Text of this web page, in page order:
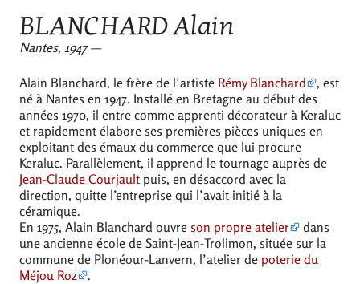
BLANCHARDAlain
Nantes, 1947 —
Alain Blanchard, le frère de l’artiste Rémy Blanchard
, est
né à Nantes en 1947. Installé en Bretagne au début des
années 1970, il entre comme apprenti décorateur à Keraluc
et rapidement élabore ses premières pièces uniques en
exploitant des émaux du commerce que lui procure
Keraluc. Parallèlement, il apprend le tournage auprès de
Jean-Claude Courjault puis, en désaccord avec la
direction, quitte l’entreprise qui l’avait initié à la
céramique.
En 1975, Alain Blanchard ouvre son propre atelier
dans
une ancienne école de Saint-Jean-Trolimon, située sur la
commune de Plonéour-Lanvern, l’atelier de poterie du
Méjou Roz
.